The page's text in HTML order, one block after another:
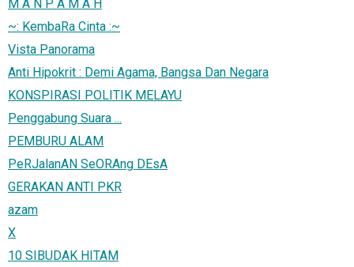
M A N P A M A H
~: KembaRa Cinta :~
Vista Panorama
Anti Hipokrit : Demi Agama, Bangsa Dan Negara
KONSPIRASI POLITIK MELAYU
Penggabung Suara ...
PEMBURU ALAM
PeRJalanAN SeORAng DEsA
GERAKAN ANTI PKR
azam
X
10 SIBUDAK HITAM